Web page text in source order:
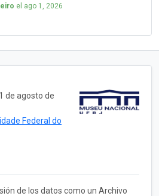
el ago 1, 2026
1 de agosto de
Federal do
de los datos como un Archivo